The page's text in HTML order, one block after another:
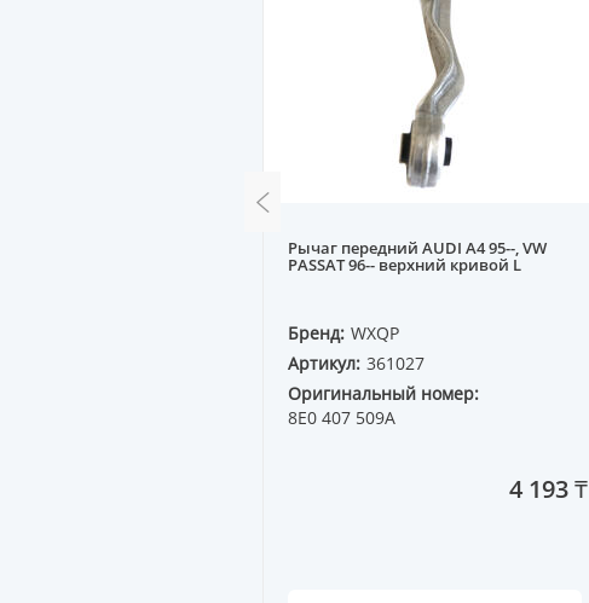
Рычаг передний AUDI A4 95--, VW
PASSAT 96-- верхний кривой L
Бренд: WXQP
Артикул: 361027
Оригинальный номер:
8E0 407 509A
4 193 ₸